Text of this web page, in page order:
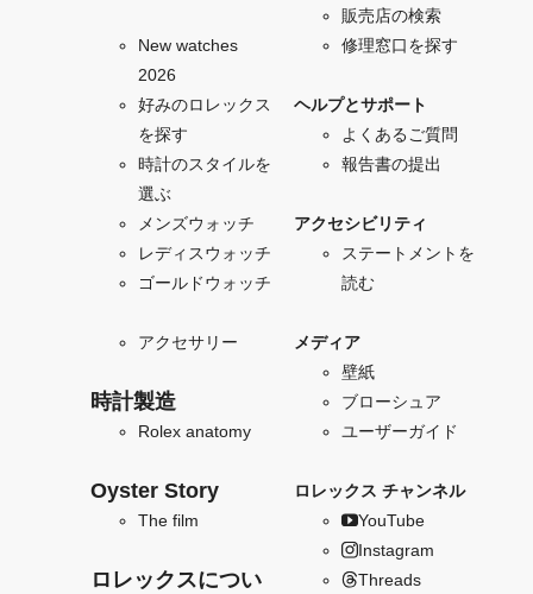
New watches
2026
好みのロレックス
を探す
時計のスタイルを
選ぶ
メンズウォッチ
レディスウォッチ
ゴールドウォッチ
アクセサリー
時計製造
Rolex anatomy
Oyster Story
The film
ロレックスについ
販売店の検索
修理窓口を探す
ヘルプとサポート
よくあるご質問
報告書の提出
アクセシビリティ
ステートメントを
読む
メディア
壁紙
ブローシュア
ユーザーガイド
ロレックス チャンネル
YouTube
Instagram
Threads